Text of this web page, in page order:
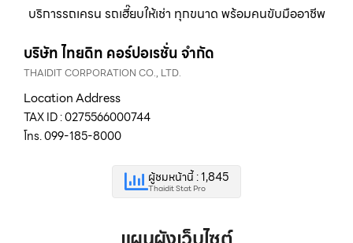
บริการรถเครน รถเฮี๊ยบให้เช่า ทุกขนาด พร้อมคนขับมืออาชีพ
บริษัท ไทยดิท คอร์ปอเรชั่น จำกัด
THAIDIT CORPORATION CO., LTD.
Location Address
TAX ID : 0275566000744
โทร. 099-185-8000
ผู้ชมหน้านี้ : 1,845
Thaidit Stat Pro